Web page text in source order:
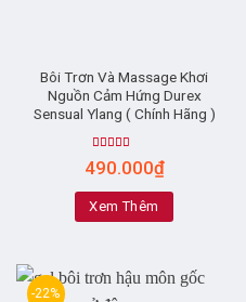
Bôi Trơn Và Massage Khơi
Nguồn Cảm Hứng Durex
Sensual Ylang ( Chính Hãng )
Rated5.00
out of 5
490.000₫
Xem Thêm
-22%